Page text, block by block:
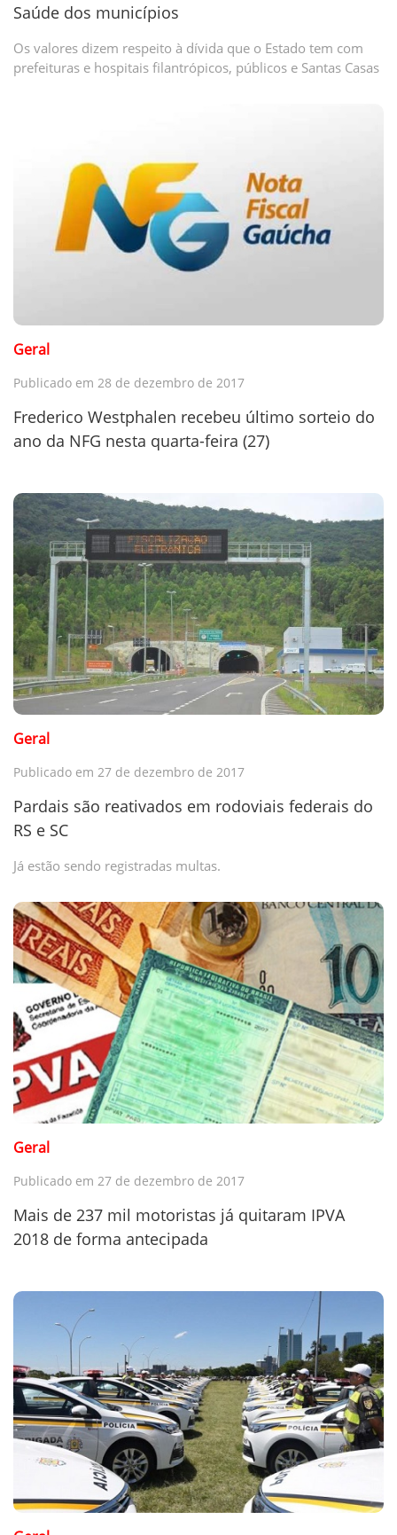
Saúde dos municípios
Os valores dizem respeito à dívida que o Estado tem com
prefeituras e hospitais filantrópicos, públicos e Santas Casas
Geral
Publicado em 28 de dezembro de 2017
Frederico Westphalen recebeu último sorteio do
ano da NFG nesta quarta-feira (27)
Geral
Publicado em 27 de dezembro de 2017
Pardais são reativados em rodoviais federais do
RS e SC
Já estão sendo registradas multas.
Geral
Publicado em 27 de dezembro de 2017
Mais de 237 mil motoristas já quitaram IPVA
2018 de forma antecipada